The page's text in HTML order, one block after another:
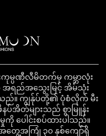
ကုမ္ပဏီလီမိတက်မှ ကမ္ဘာလုံး
အရည်အသွေးမြင့် အိမ်သုံး
ည်။ ကျွန်ုပ်တို့၏ ပုံစံလိုက် မီး
ဖိနပ်အိတ်များသည် စွာမြူန်း
ေါင်းစပ်ထားပါသည်။
ေ့အကြုံ ၃၀ နှစ်ကျော်ရှိ